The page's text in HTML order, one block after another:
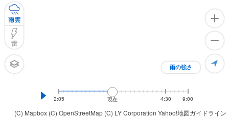
(C) Mapbox (C) OpenStreetMap (C) LY Corporation Yahoo!地図ガイドライン
雨の強さ
雨雲
雷
2:05 現在 4:30 9:00